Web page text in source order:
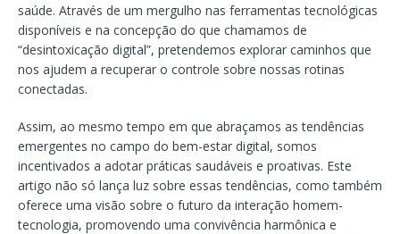
saúde. Através de um mergulho nas ferramentas tecnológicas
disponíveis e na concepção do que chamamos de
“desintoxicação digital”, pretendemos explorar caminhos que
nos ajudem a recuperar o controle sobre nossas rotinas
conectadas.
Assim, ao mesmo tempo em que abraçamos as tendências
emergentes no campo do bem-estar digital, somos
incentivados a adotar práticas saudáveis e proativas. Este
artigo não só lança luz sobre essas tendências, como também
oferece uma visão sobre o futuro da interação homem-
tecnologia, promovendo uma convivência harmônica e